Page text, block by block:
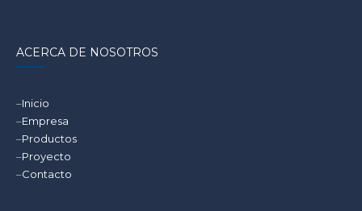
ACERCA DE NOSOTROS
–Inicio
–Empresa
–Productos
–Proyecto
–Contacto